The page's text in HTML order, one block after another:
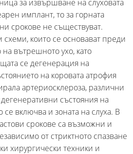
за извършване на слуховата
имплант, то за горната
срокове не съществуват.
схеми, които се основават преди
вътрешното ухо, като
се дегенерация на
на коровата атрофия
артериосклероза, различни
състояния на
се включва и зоната на слуха. В
срокове са възможни и
от стриктното спазване
хирургически техники и